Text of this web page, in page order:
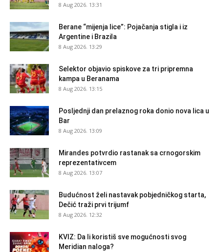
8 Aug 2026. 13:31
Berane “mijenja lice”: Pojačanja stigla i iz
Argentine i Brazila
8 Aug 2026. 13:29
Selektor objavio spiskove za tri pripremna
kampa u Beranama
8 Aug 2026. 13:15
Posljednji dan prelaznog roka donio nova lica u
Bar
8 Aug 2026. 13:09
Mirandes potvrdio rastanak sa crnogorskim
reprezentativcem
8 Aug 2026. 13:07
Budućnost želi nastavak pobjedničkog starta,
Dečić traži prvi trijumf
8 Aug 2026. 12:32
KVIZ: Da li koristiš sve mogućnosti svog
Meridian naloga?